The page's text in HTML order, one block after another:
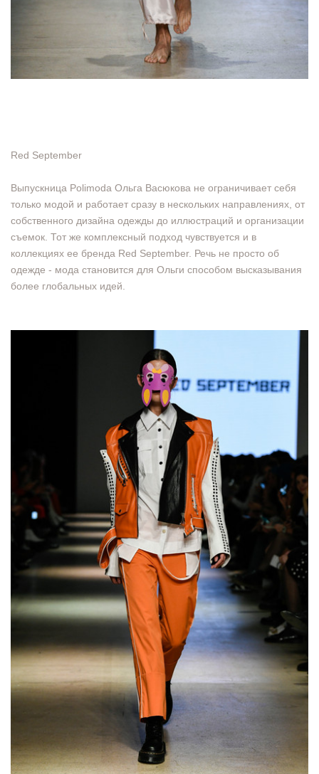
Red September
Выпускница Polimoda Ольга Васюкова не ограничивает себя
только модой и работает сразу в нескольких направлениях, от
собственного дизайна одежды до иллюстраций и организации
съемок. Тот же комплексный подход чувствуется и в
коллекциях ее бренда Red September. Речь не просто об
одежде - мода становится для Ольги способом высказывания
более глобальных идей.